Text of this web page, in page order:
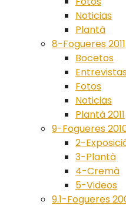
Noticias
Plantà
8-Fogueres 2011
Bocetos
Fotos
Noticias
Plantà 2011
9-Fogueres
2-
3-Plantà
4-Cremà
5-Videos
9.1-Fogueres